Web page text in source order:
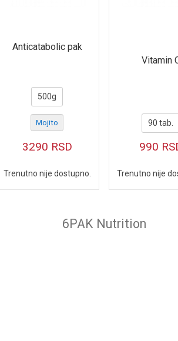
Anticatabolic pak
500g
Mojito
3290 RSD
Trenutno nije dostupno.
Vitamin
90 tab.
990
Trenutno nije
6PAK Nutrition